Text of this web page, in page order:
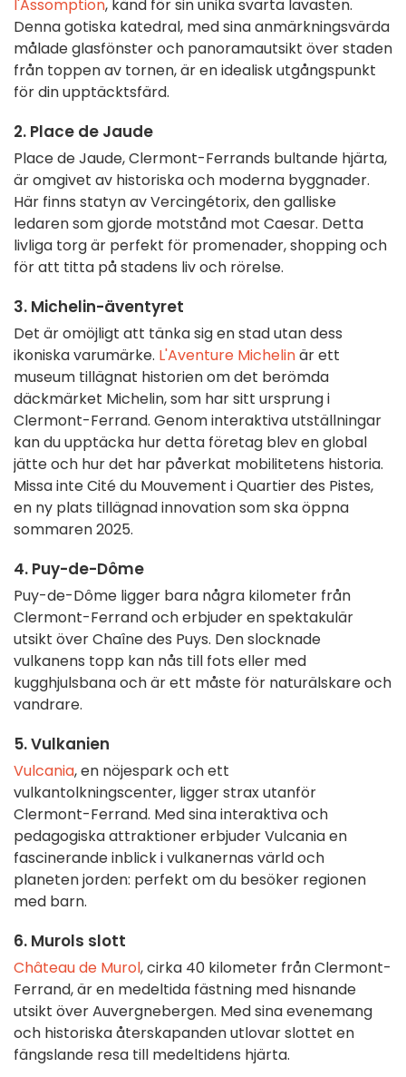
l'Assomption, känd för sin unika svarta lavasten.
Denna gotiska katedral, med sina anmärkningsvärda
målade glasfönster och panoramautsikt över staden
från toppen av tornen, är en idealisk utgångspunkt
för din upptäcktsfärd.
2. Place de Jaude
Place de Jaude, Clermont-Ferrands bultande hjärta,
är omgivet av historiska och moderna byggnader.
Här finns statyn av Vercingétorix, den galliske
ledaren som gjorde motstånd mot Caesar. Detta
livliga torg är perfekt för promenader, shopping och
för att titta på stadens liv och rörelse.
3. Michelin-äventyret
Det är omöjligt att tänka sig en stad utan dess
ikoniska varumärke. L'Aventure Michelinär ett
museum tillägnat historien om det berömda
däckmärket Michelin, som har sitt ursprung i
Clermont-Ferrand. Genom interaktiva utställningar
kan du upptäcka hur detta företag blev en global
jätte och hur det har påverkat mobilitetens historia.
Missa inte Cité du Mouvement i Quartier des Pistes,
en ny plats tillägnad innovation som ska öppna
sommaren 2025.
4. Puy-de-Dôme
Puy-de-Dôme ligger bara några kilometer från
Clermont-Ferrand och erbjuder en spektakulär
utsikt över Chaîne des Puys. Den slocknade
vulkanens topp kan nås till fots eller med
kugghjulsbana och är ett måste för naturälskare och
vandrare.
5. Vulkanien
Vulcania, en nöjespark och ett
vulkantolkningscenter, ligger strax utanför
Clermont-Ferrand. Med sina interaktiva och
pedagogiska attraktioner erbjuder Vulcania en
fascinerande inblick i vulkanernas värld och
planeten jorden: perfekt om du besöker regionen
med barn.
6. Murols slott
Château de Murol, cirka 40 kilometer från Clermont-
Ferrand, är en medeltida fästning med hisnande
utsikt över Auvergnebergen. Med sina evenemang
och historiska återskapanden utlovar slottet en
fängslande resa till medeltidens hjärta.